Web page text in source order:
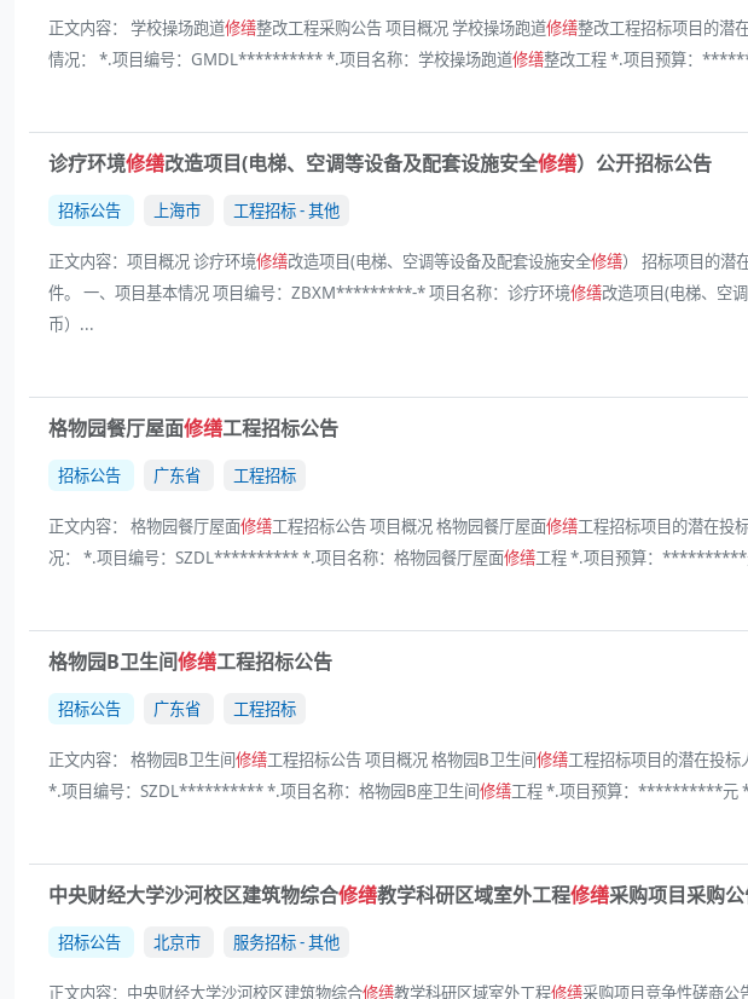
正文内容： 学校操场跑道修缮整改工程采购公告 项目概况 学校操场跑道修缮整改工程招标项目的潜
情况： *.项目编号：GMDL********** *.项目名称：学校操场跑道修缮整改工程 *.项目预算：
诊疗环境修缮改造项目(电梯、空调等设备及配套设施安全修缮）公开招标公告
招标公告 上海市 工程招标 - 其他
正文内容：项目概况 诊疗环境修缮改造项目(电梯、空调等设备及配套设施安全修缮） 招标项目的潜
件。 一、项目基本情况 项目编号：ZBXM*********-* 项目名称：诊疗环境修缮改造项目(电梯、空
币）...
格物园餐厅屋面修缮工程招标公告
招标公告 广东省 工程招标
正文内容： 格物园餐厅屋面修缮工程招标公告 项目概况 格物园餐厅屋面修缮工程招标项目的潜在投
况： *.项目编号：SZDL********** *.项目名称：格物园餐厅屋面修缮工程 *.项目预算：**********
格物园B卫生间修缮工程招标公告
招标公告 广东省 工程招标
正文内容： 格物园B卫生间修缮工程招标公告 项目概况 格物园B卫生间修缮工程招标项目的潜在投
*.项目编号：SZDL********** *.项目名称：格物园B座卫生间修缮工程 *.项目预算：**********元
中央财经大学沙河校区建筑物综合修缮教学科研区域室外工程修缮采购项目采购
招标公告 北京市 服务招标 - 其他
正文内容：中央财经大学沙河校区建筑物综合修缮教学科研区域室外工程修缮采购项目竞争性磋商公